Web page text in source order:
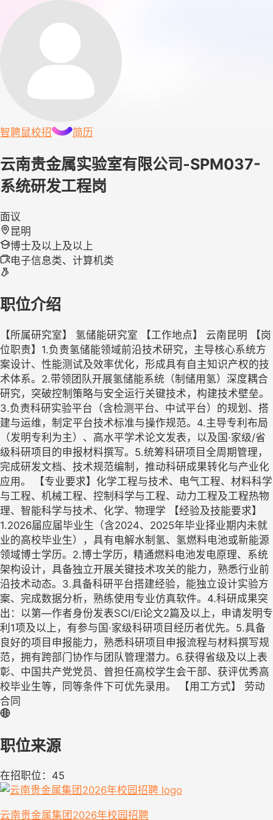
智聘鼠校招 简历
云南贵金属实验室有限公司-SPM037-
系统研发工程岗
面议
昆明
博士及以上及以上
电子信息类、计算机类
职位介绍
【所属研究室】 氢储能研究室 【工作地点】 云南昆明 【岗
位职责】1.负责氢储能领域前沿技术研究，主导核心系统方
案设计、性能测试及效率优化，形成具有自主知识产权的技
术体系。2.带领团队开展氢储能系统（制储用氢）深度耦合
研究，突破控制策略与安全运行关键技术，构建技术壁垒。
3.负责科研实验平台（含检测平台、中试平台）的规划、搭
建与运维，制定平台技术标准与操作规范。4.主导专利布局
（发明专利为主）、高水平学术论文发表，以及国·家级/省
级科研项目的申报材料撰写。5.统筹科研项目全周期管理，
完成研发文档、技术规范编制，推动科研成果转化与产业化
应用。 【专业要求】化学工程与技术、电气工程、材料科学
与工程、机械工程、控制科学与工程、动力工程及工程热物
理、智能科学与技术、化学、物理学 【经验及技能要求】
1.2026届应届毕业生（含2024、2025年毕业择业期内未就
业的高校毕业生），具有电解水制氢、氢燃料电池或新能源
领域博士学历。2.博士学历，精通燃料电池发电原理、系统
架构设计，具备独立开展关键技术攻关的能力，熟悉行业前
沿技术动态。3.具备科研平台搭建经验，能独立设计实验方
案、完成数据分析，熟练使用专业仿真软件。4.科研成果突
出：以第—作者身份发表SCI/EI论文2篇及以上，申请发明专
利1项及以上，有参与国·家级科研项目经历者优先。5.具备
良好的项目申报能力，熟悉科研项目申报流程与材料撰写规
范，拥有跨部门协作与团队管理潜力。6.获得省级及以上表
彰、中国共产党党员、曾担任高校学生会干部、获评优秀高
校毕业生等，同等条件下可优先录用。 【用工方式】 劳动
合同
职位来源
在招职位：45
云南贵金属集团2026年校园招聘